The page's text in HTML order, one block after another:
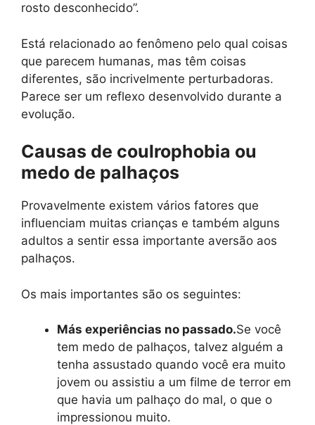
rosto desconhecido”.
Está relacionado ao fenômeno pelo qual coisas
que parecem humanas, mas têm coisas
diferentes, são incrivelmente perturbadoras.
Parece ser um reflexo desenvolvido durante a
evolução.
Causas de coulrophobia ou
medo de palhaços
Provavelmente existem vários fatores que
influenciam muitas crianças e também alguns
adultos a sentir essa importante aversão aos
palhaços.
Os mais importantes são os seguintes:
Más experiências no passado.Se você
tem medo de palhaços, talvez alguém a
tenha assustado quando você era muito
jovem ou assistiu a um filme de terror em
que havia um palhaço do mal, o que o
impressionou muito.